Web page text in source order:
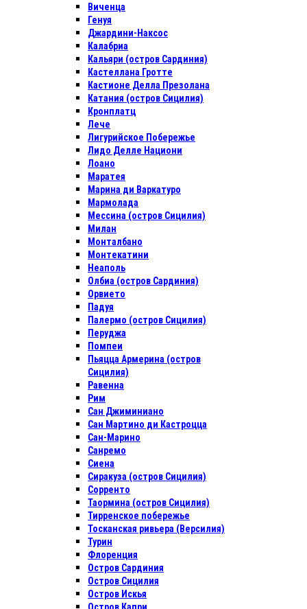
Виченца
Генуя
Джардини-Наксос
Калабриа
Кальяри (остров Сардиния)
Кастеллана Гротте
Кастионе Делла Презолана
Катания (остров Сицилия)
Кронплатц
Лече
Лигурийское Побережье
Лидо Делле Национи
Лоано
Маратея
Марина ди Варкатуро
Мармолада
Мессина (остров Сицилия)
Милан
Монталбано
Монтекатини
Неаполь
Олбиа (остров Сардиния)
Орвието
Падуя
Палермо (остров Сицилия)
Перуджа
Помпеи
Пьяцца Армерина (остров
Сицилия)
Равенна
Рим
Сан Джиминиано
Сан Мартино ди Кастроцца
Сан-Марино
Санремо
Сиена
Сиракуза (остров Сицилия)
Сорренто
Таормина (остров Сицилия)
Тирренское побережье
Тосканская ривьера (Версилия)
Турин
Флоренция
Остров Сардиния
Остров Сицилия
Остров Искья